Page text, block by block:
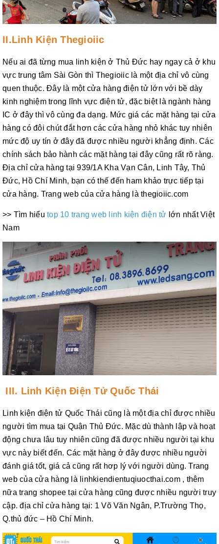
II.Linh Kiện Thegioiic
Nếu ai đã từng mua linh kiện ở Thủ Đức hay ngay cả ở khu
vực trung tâm Sài Gòn thì Thegioiic là một địa chỉ vô cùng
quen thuộc. Đây là một cửa hàng điện tử lớn với bề dày
kinh nghiệm trong lĩnh vực điện tử, đặc biệt là ngành hàng
IC ở đây thì vô cùng đa dạng. Mức giá các mặt hàng tại cửa
hàng có đôi chút đắt hơn các cửa hàng nhỏ khác tuy nhiên
mức độ uy tín ở đây đã được nhiều người khẳng định. Các
chính sách bảo hành các mặt hàng tại đây cũng rất rõ ràng.
Địa chỉ cửa hàng tại 939/1A Kha Vạn Cân, Linh Tây, Thủ
Đức, Hồ Chí Minh, bạn có thế đến ham khảo trực tiếp tại
cửa hàng. Trang web của cửa hàng là thegioiic.com
>> Tìm hiểu top 10 trang web linh kiện điện tử lớn nhất Việt
Nam
III. Linh Kiện Điện Tử Quốc Thái
Linh kiện điện tử Quốc Thái cũng là một địa chỉ được nhiều
người tìm mua tại Quận Thủ Đức. Mặc dù thành lập và hoạt
động chưa lâu tuy nhiên cũng đã được nhiều người tại khu
vực này biết đến. Các mặt hàng ở đây được nhiều người
đánh giá tốt, giá cả cũng rất hơp lý với người dùng. Trang
web của cửa hàng là linhkiendientuqiuocthai.com , thêm
nữa trang shopee tại cửa hàng cũng được nhiều người truy
cập. địa chỉ cửa hàng tại: 1 Võ Văn Ngân, P.Trường Thọ,
Q.thủ đức – Hồ Chí Minh.